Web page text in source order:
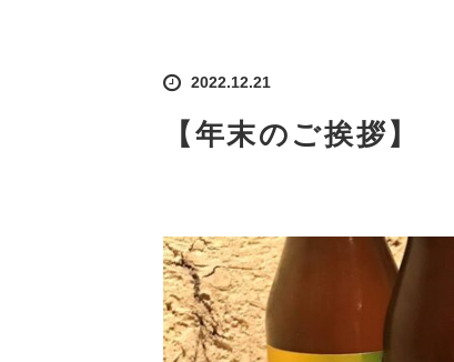
2022.12.21
【年末のご挨拶】